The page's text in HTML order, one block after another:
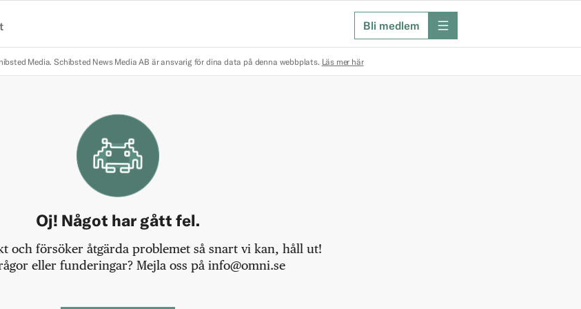
Bli medlem meny
Media. Schibsted News Media AB är ansvarig för dina data på denna webbplats. Läs mer här
Oj! Något har gått fel.
och försöker åtgärda problemet så snart vi kan, håll ut!
eller funderingar? Mejla oss på info@omni.se